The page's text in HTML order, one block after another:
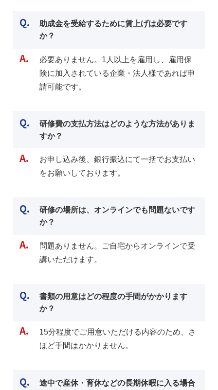
Q.
助成金を受給するために賃上げは必要です
か？
A.
必要ありません。1人以上を雇用し、雇用保
険に加入されている企業・法人様であれば申
請可能です。
Q.
研修費の支払方法はどのような方法がありま
すか？
A.
お申し込み後、銀行振込にて一括でお支払い
をお願いしております。
Q.
研修の場所は、オンラインでも問題ないです
か？
A.
問題ありません。ご自宅からオンラインで受
講いただけます。
Q.
書類の用意はどの程度の手間がかかります
か？
A.
15分程度でご用意いただける内容のため、さ
ほど手間はかかりません。
Q.
途中で産休・育休などの長期休暇に入る場合